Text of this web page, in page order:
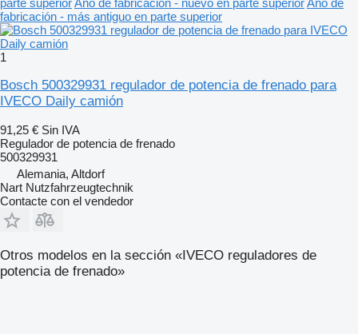
parte superiorAño de fabricación - nuevo en parte superiorAño de
fabricación - más antiguo en parte superior
1
Bosch 500329931 regulador de potencia de frenado para
IVECO Daily camión
91,25 € Sin IVA
Regulador de potencia de frenado
500329931
Alemania, Altdorf
Nart Nutzfahrzeugtechnik
Contacte con el vendedor
Otros modelos en la sección «IVECO reguladores de
potencia de frenado»